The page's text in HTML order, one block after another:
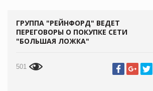
ГРУППА "РЕЙНФОРД" ВЕДЕТ
ПЕРЕГОВОРЫ О ПОКУПКЕ СЕТИ
"БОЛЬШАЯ ЛОЖКА"
501